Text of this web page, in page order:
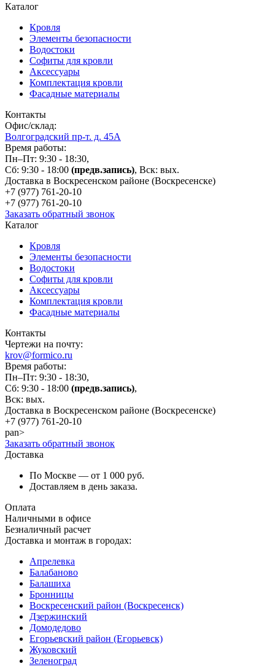
Каталог
Кровля
Элементы безопасности
Водостоки
Софиты для кровли
Аксессуары
Комплектация кровли
Фасадные материалы
Контакты
Офис/склад:
Волгоградский пр-т. д. 45А
Время работы:
Пн–Пт: 9:30 - 18:30,
Сб: 9:30 - 18:00 (предв.запись), Вск: вых.
Доставка в Воскресенском районе (Воскресенске)
+7 (977) 761-20-10
+7 (977) 761-20-10
Заказать обратный звонок
Каталог
Кровля
Элементы безопасности
Водостоки
Софиты для кровли
Аксессуары
Комплектация кровли
Фасадные материалы
Контакты
Чертежи на почту:
krov@formico.ru
Время работы:
Пн–Пт: 9:30 - 18:30,
Сб: 9:30 - 18:00 (предв.запись),
Вск: вых.
Доставка в Воскресенском районе (Воскресенске)
+7 (977) 761-20-10
pan>
Заказать обратный звонок
Доставка
По Москве — от 1 000 руб.
Доставляем в день заказа.
Оплата
Наличными в офисе
Безналичный расчет
Доставка и монтаж в городах:
Апрелевка
Балабаново
Балашиха
Бронницы
Воскресенский район (Воскресенск)
Дзержинский
Домодедово
Егорьевский район (Егорьевск)
Жуковский
Зеленоград